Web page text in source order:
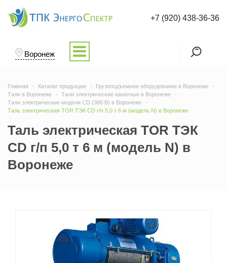
Воронеж
+7 (920) 438-36-36
Главная Каталог продукции
Грузоподъемное оборудование в Воронеже
Тали в Воронеже
Тали электрические канатные в Воронеже
Тали электрические модели CD (380 В) в Воронеже
Таль электрическая TOR ТЭК CD г/п 5,0 т 6 м (модель N) в Воронеже
Таль электрическая TOR ТЭК
CD г/п 5,0 т 6 м (модель N) в
Воронеже